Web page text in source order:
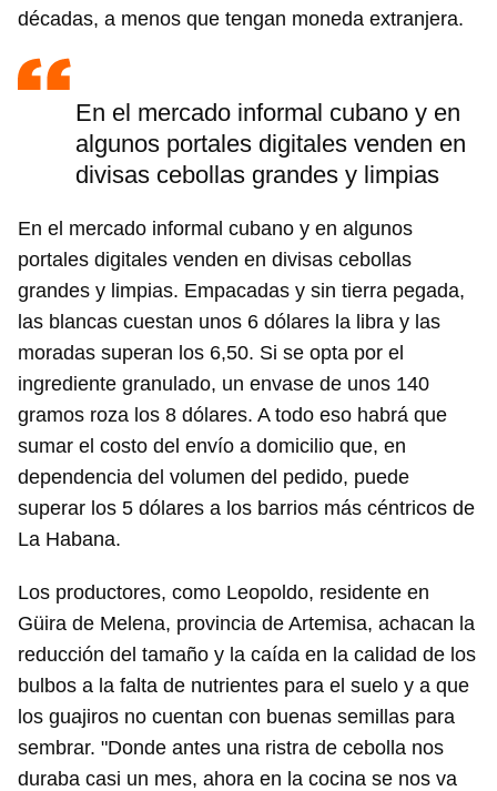
Para poder guardar como favorito, primero has de
iniciar sesión con tu cuenta de 14ymedio.
INICIAR SESIÓN CANCELAR
décadas, a menos que tengan moneda extranjera.
En el mercado informal cubano y en
algunos portales digitales venden en
divisas cebollas grandes y limpias
En el mercado informal cubano y en algunos
portales digitales venden en divisas cebollas
grandes y limpias. Empacadas y sin tierra pegada,
las blancas cuestan unos 6 dólares la libra y las
moradas superan los 6,50. Si se opta por el
ingrediente granulado, un envase de unos 140
gramos roza los 8 dólares. A todo eso habrá que
sumar el costo del envío a domicilio que, en
dependencia del volumen del pedido, puede
superar los 5 dólares a los barrios más céntricos de
La Habana.
Los productores, como Leopoldo, residente en
Güira de Melena, provincia de Artemisa, achacan la
reducción del tamaño y la caída en la calidad de los
bulbos a la falta de nutrientes para el suelo y a que
los guajiros no cuentan con buenas semillas para
sembrar. "Donde antes una ristra de cebolla nos
duraba casi un mes, ahora en la cocina se nos va